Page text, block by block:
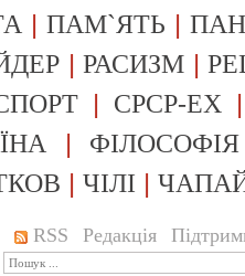
|ПАМ`ЯТЬ |
|РАСИЗМ |
| СРСР-EX
| ФІЛОСОФІЯ
| ЧІЛІ |
RSS Редакція